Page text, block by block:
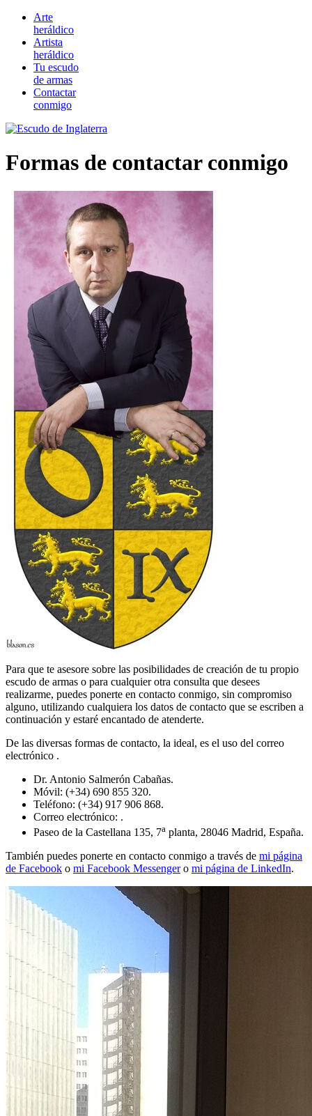
Arte
heráldico
Artista
heráldico
Tu escudo
de armas
Contactar
conmigo
Formas de contactar conmigo
Para que te asesore sobre las posibilidades de creación de tu propio
escudo de armas o para cualquier otra consulta que desees
realizarme, puedes ponerte en contacto conmigo, sin compromiso
alguno, utilizando cualquiera los datos de contacto que se escriben a
continuación y estaré encantado de atenderte.
De las diversas formas de contacto, la ideal, es el uso del correo
electrónico .
Dr. Antonio Salmerón Cabañas.
Móvil: (+34) 690 855 320.
Teléfono: (+34) 917 906 868.
Correo electrónico: .
Paseo de la Castellana 135, 7a planta, 28046 Madrid, España.
También puedes ponerte en contacto conmigo a través de mi página
de Facebook o mi Facebook Messengero mi página de LinkedIn.